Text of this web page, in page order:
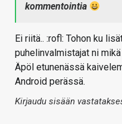
kommentointia
Ei riitä.. :rofl: Tohon ku
puhelinvalmistajat ni
Äpöl etunenässä
Android perässä.
Kirjaudu sisään